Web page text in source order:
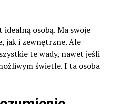
osobą. Ma swoje
jak i zewnętrzne. Ale
te wady, nawet jeśli
świetle. I ta osoba